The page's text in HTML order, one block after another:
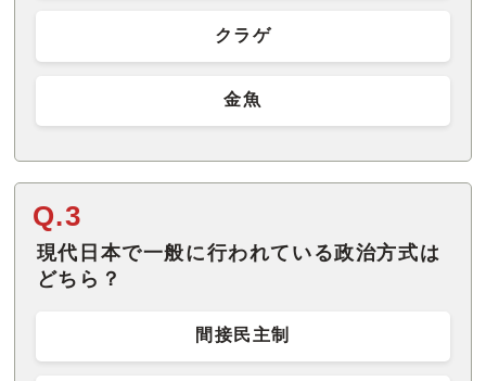
クラゲ
金魚
Q.3
現代日本で一般に行われている政治方式は
どちら？
間接民主制